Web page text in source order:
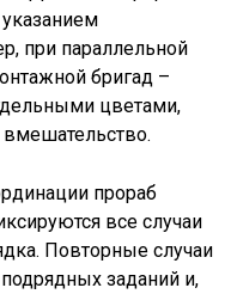
при параллельной
бригад –
цветами,
прораб
все случаи
Повторные случаи
заданий и,